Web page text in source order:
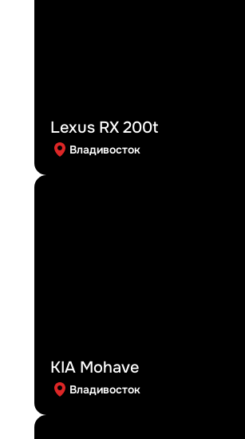
Lexus RX 200t
Владивосток
KIA Mohave
Владивосток